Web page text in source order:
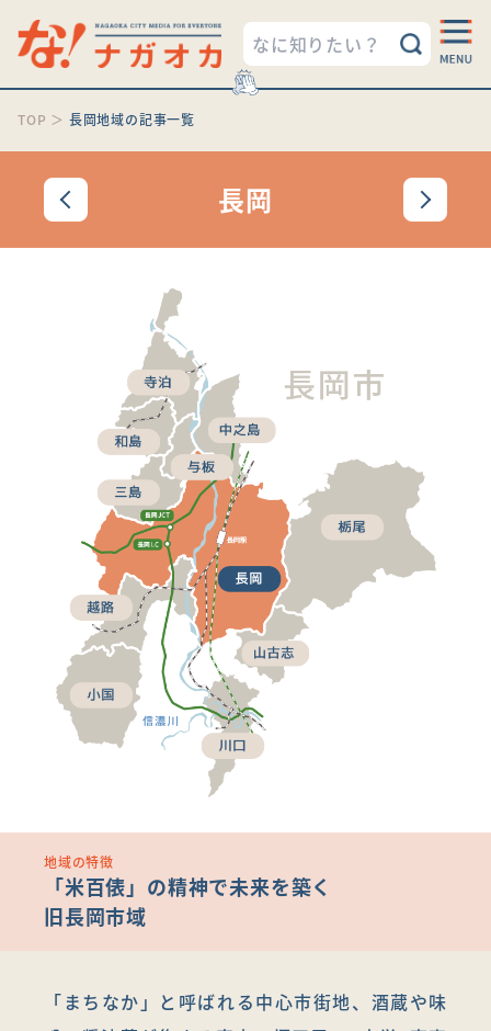
TOP ＞ 長岡地域の記事一覧
長岡
地域の特徴
「米百俵」の精神で未来を築く
旧長岡市域
「まちなか」と呼ばれる中心市街地、酒蔵や味